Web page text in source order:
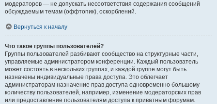
модераторов — не допускать несоответствия содержания сообщений
обсуждаемым темам (оффтопик), оскорблений.
Вернуться к началу
Что такое группы пользователей?
Группы пользователей разбивают сообщество на структурные части,
управляемые администратором конференции. Каждый пользователь
может состоять в нескольких группах, и каждой группе могут быть
назначены индивидуальные права доступа. Это облегчает
администраторам назначение прав доступа одновременно большому
количеству пользователей, например, изменение модераторских прав
или предоставление пользователям доступа к приватным форумам.